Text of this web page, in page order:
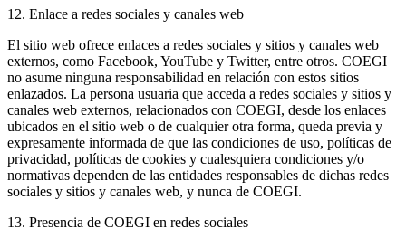
12. Enlace a redes sociales y canales web
El sitio web ofrece enlaces a redes sociales y sitios y canales web
externos, como Facebook, YouTube y Twitter, entre otros. COEGI
no asume ninguna responsabilidad en relación con estos sitios
enlazados. La persona usuaria que acceda a redes sociales y sitios y
canales web externos, relacionados con COEGI, desde los enlaces
ubicados en el sitio web o de cualquier otra forma, queda previa y
expresamente informada de que las condiciones de uso, políticas de
privacidad, políticas de cookies y cualesquiera condiciones y/o
normativas dependen de las entidades responsables de dichas redes
sociales y sitios y canales web, y nunca de COEGI.
13. Presencia de COEGI en redes sociales